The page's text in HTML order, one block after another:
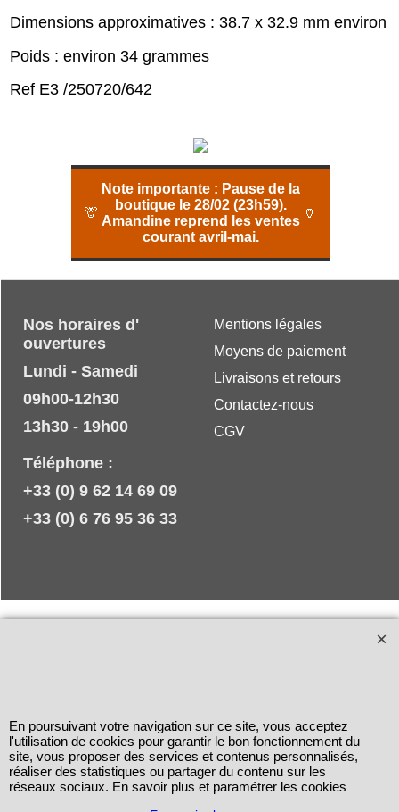
Dimensions approximatives : 38.7 x 32.9 mm environ
Poids : environ 34 grammes
Ref E3 /250720/642
🦒
Note importante : Pause de la
boutique le 28/02 (23h59).
Amandine reprend les ventes
courant avril-mai.
🏺
Mentions légales
Moyens de paiement
Livraisons et retours
Contactez-nous
CGV
Nos horaires d'
ouvertures
Lundi - Samedi
09h00-12h30
13h30 - 19h00
Téléphone :
+33 (0) 9 62 14 69 09
+33 (0) 6 76 95 36 33
En poursuivant votre navigation sur ce site, vous acceptez
l'utilisation de cookies pour garantir le bon fonctionnement du
site, vous proposer des services et contenus personnalisés,
réaliser des statistiques ou partager du contenu sur les
réseaux sociaux. En savoir plus et paramétrer les cookies